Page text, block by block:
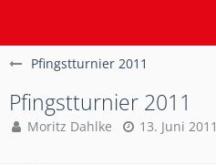
Pfingstturnier 2011
Pfingstturnier 2011
Moritz Dahlke 13. Juni 2011